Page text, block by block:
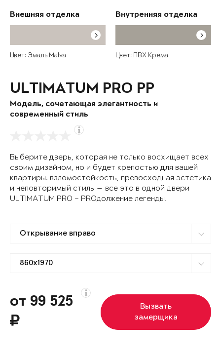
Внешняя отделка
Цвет: Эмаль Malva
Внутренняя отделка
Цвет: ПВХ Крема
ULTIMATUM PRO PP
Модель, сочетающая элегантность и
современный стиль
Выберите дверь, которая не только восхищает всех
своим дизайном, но и будет крепостью для вашей
квартиры: взломостойкость, превосходная эстетика
и неповторимый стиль — все это в одной двери
ULTIMATUM PRO – PROдолжение легенды.
от 99 525
Вызвать
замерщика